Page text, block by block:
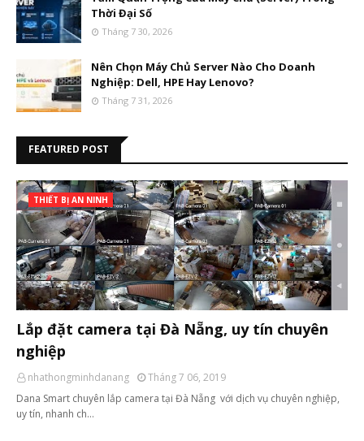
Thời Đại Số
Tháng 7 30, 2026
Nên Chọn Máy Chủ Server Nào Cho Doanh
Nghiệp: Dell, HPE Hay Lenovo?
Tháng 7 31, 2026
FEATURED POST
THIẾT BỊ AN NINH
Lắp đặt camera tại Đà Nẵng, uy tín chuyên
nghiệp
nhathongminhdanang
Tháng 7 06, 2019
Dana Smart chuyên lắp camera tại Đà Nẵng với dịch vụ chuyên nghiệp,
uy tín, nhanh ch…